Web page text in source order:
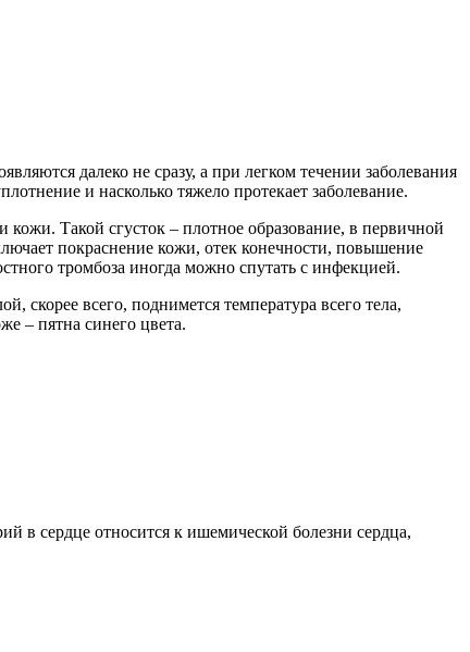
далеко не сразу, а при легком течении заболевания
и насколько тяжело протекает заболевание.
Такой сгусток – плотное образование, в первичной
покраснение кожи, отек конечности, повышение
тромбоза иногда можно спутать с инфекцией.
скорее всего, поднимется температура всего тела,
– пятна синего цвета.
в сердце относится к ишемической болезни сердца,